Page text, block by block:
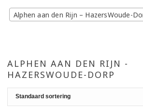
ALPHEN AAN DEN RIJN -
HAZERSWOUDE-DORP
Alphen aan den Rijn – HazersWoude-